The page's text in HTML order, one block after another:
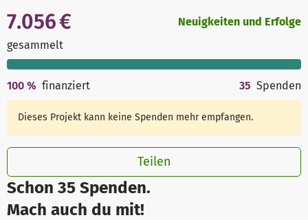
Schon 35 Spenden.
Mach auch du mit!
7.056 €
gesammelt
Neuigkeiten und Erfolge
100 % finanziert 35 Spenden
Dieses Projekt kann keine Spenden mehr empfangen.
Teilen